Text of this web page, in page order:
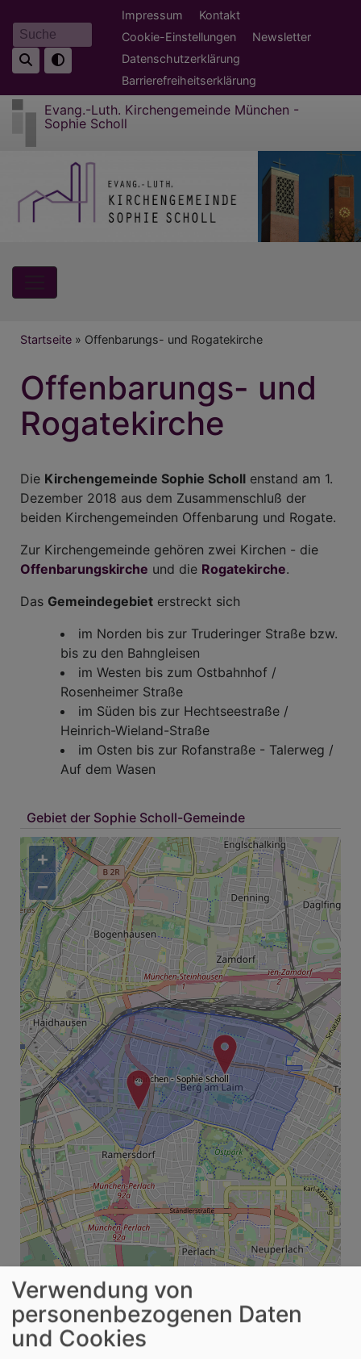
zum
Inhalt
Suche
Fußbereichsmenü
Impressum
Kontakt
Cookie-Einstellungen
Newsletter
Datenschutzerklärung
Barrierefreiheitserklärung
Evang.-Luth. Kirchengemeinde München -
Sophie Scholl
Breadcrumb
Startseite Offenbarungs- und Rogatekirche
Offenbarungs- und
Rogatekirche
Die Kirchengemeinde Sophie Scholl enstand am 1.
Dezember 2018 aus dem Zusammenschluß der
beiden Kirchengemeinden Offenbarung und Rogate.
Zur Kirchengemeinde gehören zwei Kirchen - die
Offenbarungskirche und die Rogatekirche.
Das Gemeindegebiet erstreckt sich
im Norden bis zur Truderinger Straße bzw.
bis zu den Bahngleisen
im Westen bis zum Ostbahnhof /
Rosenheimer Straße
im Süden bis zur Hechtseestraße /
Heinrich-Wieland-Straße
im Osten bis zur Rofanstraße - Talerweg /
Auf dem Wasen
Gebiet der Sophie Scholl-Gemeinde
+
−
Verwendung von
personenbezogenen Daten
und Cookies